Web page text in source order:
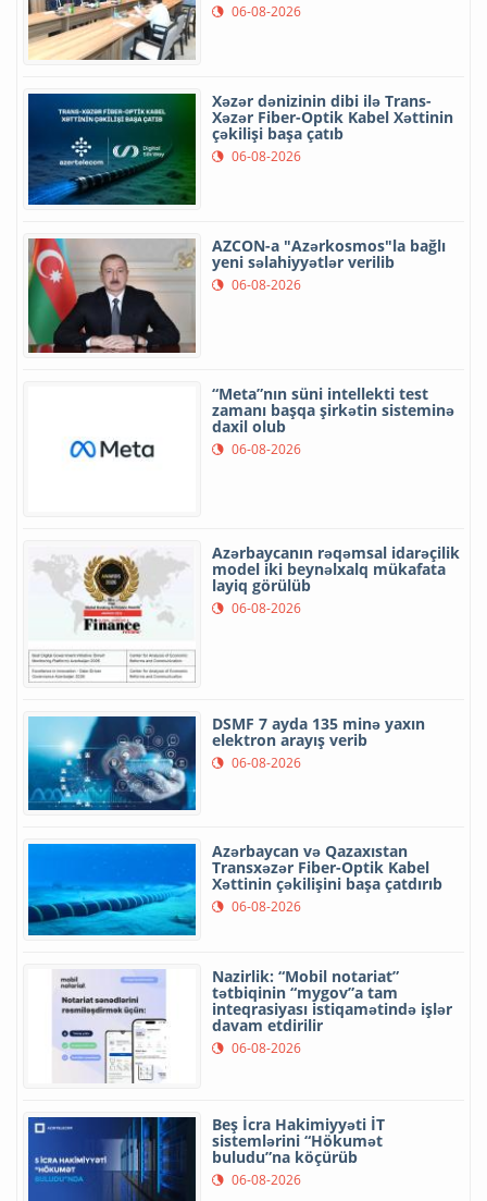
06-08-2026
Xəzər dənizinin dibi ilə Trans-
Xəzər Fiber-Optik Kabel Xəttinin
çəkilişi başa çatıb
06-08-2026
AZCON-a "Azərkosmos"la bağlı
yeni səlahiyyətlər verilib
06-08-2026
“Meta”nın süni intellekti test
zamanı başqa şirkətin sisteminə
daxil olub
06-08-2026
Azərbaycanın rəqəmsal idarəçilik
model iki beynəlxalq mükafata
layiq görülüb
06-08-2026
DSMF 7 ayda 135 minə yaxın
elektron arayış verib
06-08-2026
Azərbaycan və Qazaxıstan
Transxəzər Fiber-Optik Kabel
Xəttinin çəkilişini başa çatdırıb
06-08-2026
Nazirlik: “Mobil notariat”
tətbiqinin “mygov”a tam
inteqrasiyası istiqamətində işlər
davam etdirilir
06-08-2026
Beş İcra Hakimiyyəti İT
sistemlərini “Hökumət
buludu”na köçürüb
06-08-2026